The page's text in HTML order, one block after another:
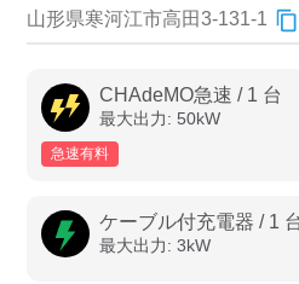
充電器の種類
急速充電器のみ表示
高速道路上のみ表示
認証システム
山形県寒河江市高田3-131-1
CHAdeMO急速 / 1 台
最大出力: 50kW
急速有料
ケーブル付充電器 / 1
最大出力: 3kW